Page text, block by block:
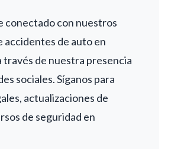
conectado con nuestros
accidentes de auto en
través de nuestra presencia
sociales. Síganos para
actualizaciones de
de seguridad en